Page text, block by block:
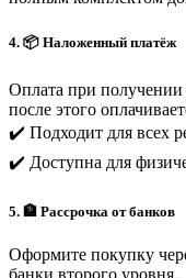
4. 📦 Наложенный платёж
Оплата при получении
после этого
✔️ Подходит для всех
✔️ Доступна для
5. 🏦 Рассрочка от банков
Оформите покупку